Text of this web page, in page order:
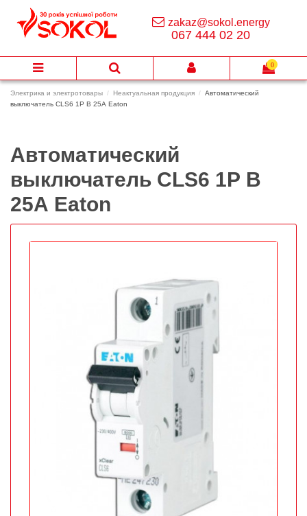
Электрика и электротовары Неактуальная продукция
Автоматический
выключатель CLS6 1Р B 25А Eaton
Автоматический
выключатель CLS6 1Р B
25А Eaton
zakaz@sokol.energy
067 444 02 20
0